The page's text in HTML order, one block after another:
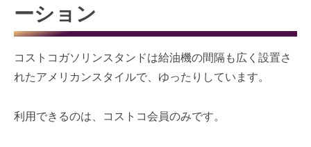
ーション
コストコガソリンスタンドは給油機の間隔も広く設置さ
れたアメリカンスタイルで、ゆったりしています。
利用できるのは、コストコ会員のみです。